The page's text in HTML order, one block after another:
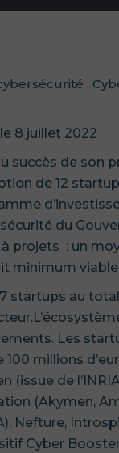
:
8 juillet 2022
succès de son
de 12
du
projets : un
minimum viable
startups au
Les
100 millions
(issue de
(Akymen,
Nefture,
Cyber